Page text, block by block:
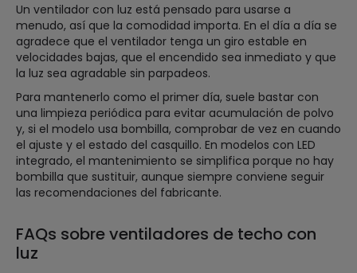
Un ventilador con luz está pensado para usarse a
menudo, así que la comodidad importa. En el día a día se
agradece que el ventilador tenga un giro estable en
velocidades bajas, que el encendido sea inmediato y que
la luz sea agradable sin parpadeos.
Para mantenerlo como el primer día, suele bastar con
una limpieza periódica para evitar acumulación de polvo
y, si el modelo usa bombilla, comprobar de vez en cuando
el ajuste y el estado del casquillo. En modelos con LED
integrado, el mantenimiento se simplifica porque no hay
bombilla que sustituir, aunque siempre conviene seguir
las recomendaciones del fabricante.
FAQs sobre ventiladores de techo con
luz